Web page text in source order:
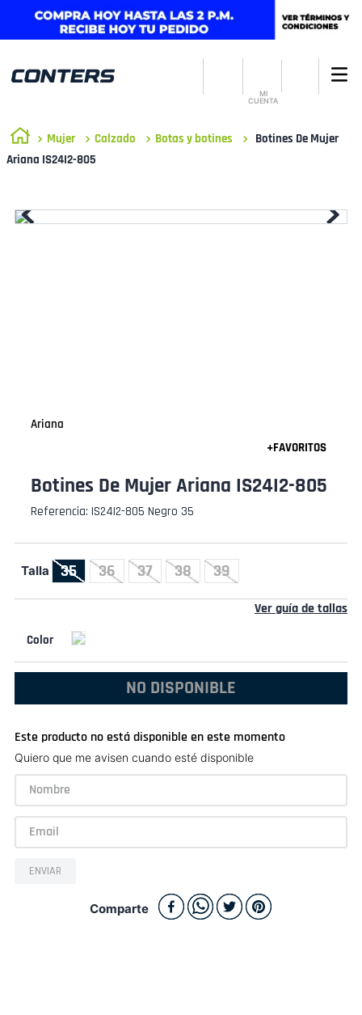
MI
CUENTA
Mujer Calzado Botas y botines
Botines De Mujer
Ariana IS24I2-805
Ariana
Botines De Mujer Ariana IS24I2-805
Referencia: IS24I2-805 Negro 35
Talla 35 36 37 38 39
Ver guía de tallas
NO DISPONIBLE
Este producto no está disponible en este momento
Quiero que me avisen cuando esté disponible
ENVIAR
Comparte